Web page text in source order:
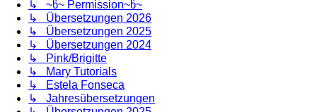
↳ ~წ~ Permission~წ~
↳ Übersetzungen 2026
↳ Übersetzungen 2025
↳ Übersetzungen 2024
↳ Pink/Brigitte
↳ Mary Tutorials
↳ Estela Fonseca
↳ Jahresübersetzungen